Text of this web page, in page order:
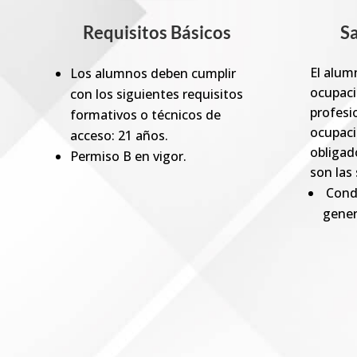
Requisitos Básicos
Los alumnos deben cumplir
con los siguientes requisitos
formativos o técnicos de
acceso: 21 años.
Permiso B en vigor.
El
son